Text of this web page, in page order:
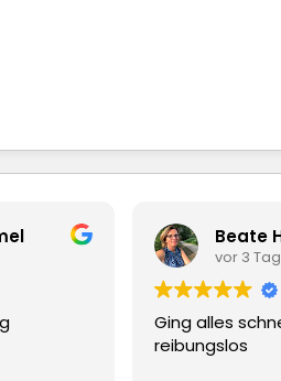
Beate Hübscher
vor 3 Tagen
Ging alles schnell und
reibungslos